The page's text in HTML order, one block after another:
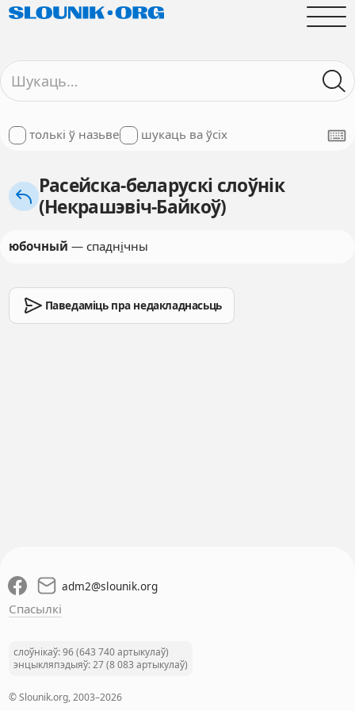
толькі ў назьве шукаць ва ўсіх
Расейска-беларускі слоўнік
(Некрашэвіч-Байкоў)
юбочный — спаднічны
Паведаміць пра недакладнасьць
adm2@slounik.org
Спасылкі
слоўнікаў: 96 (643 740 артыкулаў)
энцыкляпэдыяў: 27 (8 083 артыкулаў)
© Slounik.org, 2003–2026